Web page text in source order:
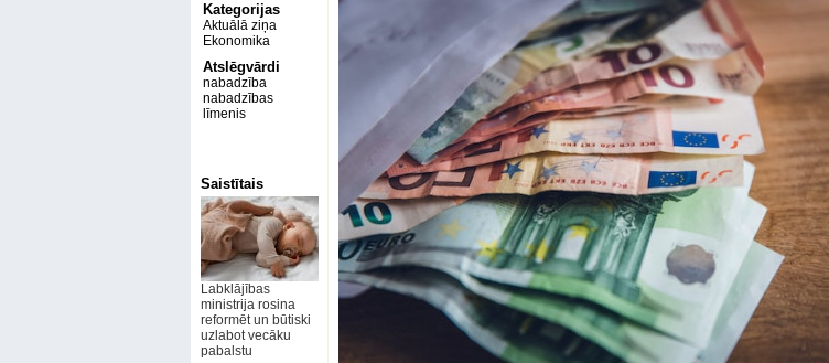
Kategorijas
Aktuālā ziņa
Ekonomika
Atslēgvārdi
nabadzība
nabadzības
līmenis
Saistītais
Labklājības
ministrija rosina
reformēt un būtiski
uzlabot vecāku
pabalstu